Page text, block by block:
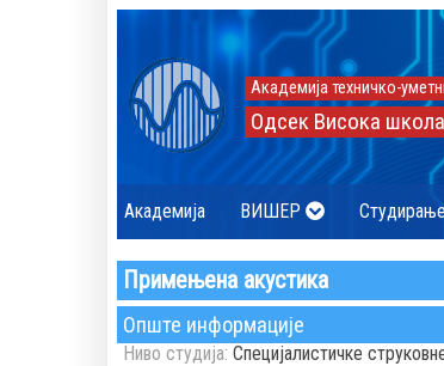
Академија техничко-
Одсек Висока
Академија ВИШЕР
Примењена акустика
Опште информације
Ниво студија: Специјалистичке